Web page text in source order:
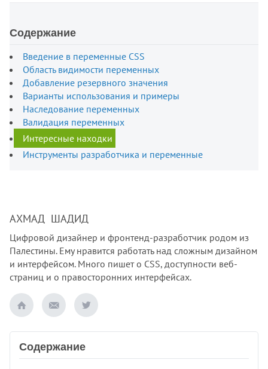
Содержание
Введение в переменные CSS
Область видимости переменных
Добавление резервного значения
Варианты использования и примеры
Наследование переменных
Валидация переменных
Интересные находки
Инструменты разработчика и переменные
АХМАД ШАДИД
Цифровой дизайнер и фронтенд-разработчик родом из
Палестины. Ему нравится работать над сложным дизайном
и интерфейсом. Много пишет о CSS, доступности веб-
страниц и о правосторонних интерфейсах.
Содержание